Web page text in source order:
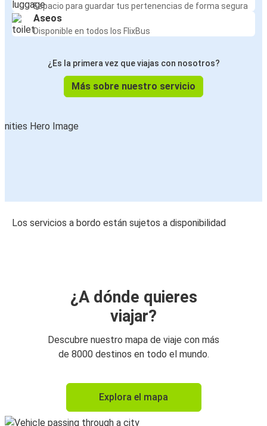
Espacio para guardar tus pertenencias de forma segura
Aseos
Disponible en todos los FlixBus
¿Es la primera vez que viajas con nosotros?
Más sobre nuestro servicio
Los servicios a bordo están sujetos a disponibilidad
¿A dónde quieres
viajar?
Descubre nuestro mapa de viaje con más
de 8000 destinos en todo el mundo.
Explora el mapa